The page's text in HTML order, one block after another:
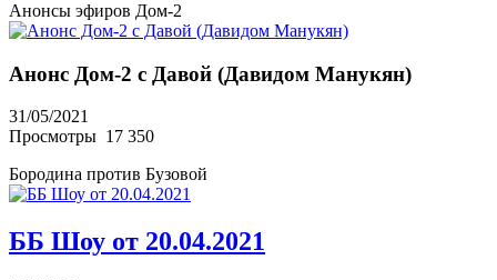
Анонсы эфиров Дом-2
Анонс Дом-2 с Давой (Давидом Манукян)
31/05/2021
Просмотры 17 350
Бородина против Бузовой
ББ Шоу от 20.04.2021